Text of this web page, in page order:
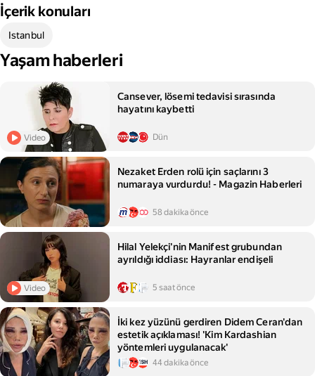
İçerik konuları
Istanbul
Yaşam haberleri
Video
Cansever, lösemi tedavisi sırasında
hayatını kaybetti
Dün
Nezaket Erden rolü için saçlarını 3
numaraya vurdurdu! - Magazin Haberleri
58 dakika önce
Video
Hilal Yelekçi'nin Manifest grubundan
ayrıldığı iddiası: Hayranlar endişeli
5 saat önce
İki kez yüzünü gerdiren Didem Ceran'dan
estetik açıklaması! 'Kim Kardashian
yöntemleri uygulanacak'
44 dakika önce